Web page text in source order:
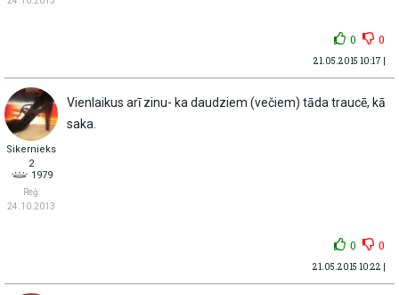
0 0
21.05.2015 10:17 |
Sikernieks
2
1979
Reģ:
24.10.2013
Vienlaikus arī zinu- ka daudziem (večiem) tāda traucē, kā
saka.
0 0
21.05.2015 10:22 |